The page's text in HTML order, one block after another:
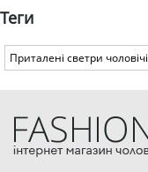
Теги
Приталені светри чоловічі